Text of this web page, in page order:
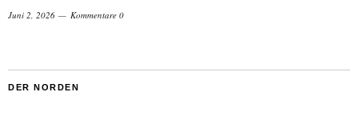
Juni 2, 2026 Kommentare 0
DER NORDEN